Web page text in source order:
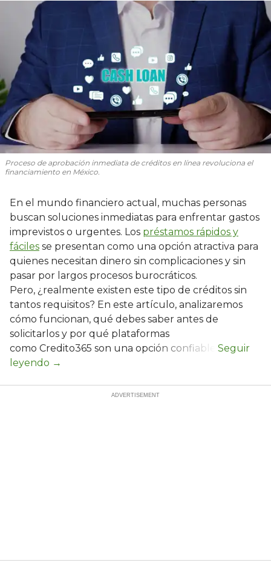
Proceso de aprobación inmediata de créditos en línea revoluciona el
financiamiento en México.
En el mundo financiero actual, muchas personas
buscan soluciones inmediatas para enfrentar gastos
imprevistos o urgentes. Los préstamos rápidos y
fáciles se presentan como una opción atractiva para
quienes necesitan dinero sin complicaciones y sin
pasar por largos procesos burocráticos.
Pero, ¿realmente existen este tipo de créditos sin
tantos requisitos? En este artículo, analizaremos
cómo funcionan, qué debes saber antes de
solicitarlos y por qué plataformas
como Credito365 son una opción confiable.